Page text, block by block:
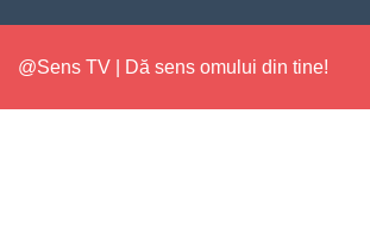
@Sens TV | Dă sens omului din tine!